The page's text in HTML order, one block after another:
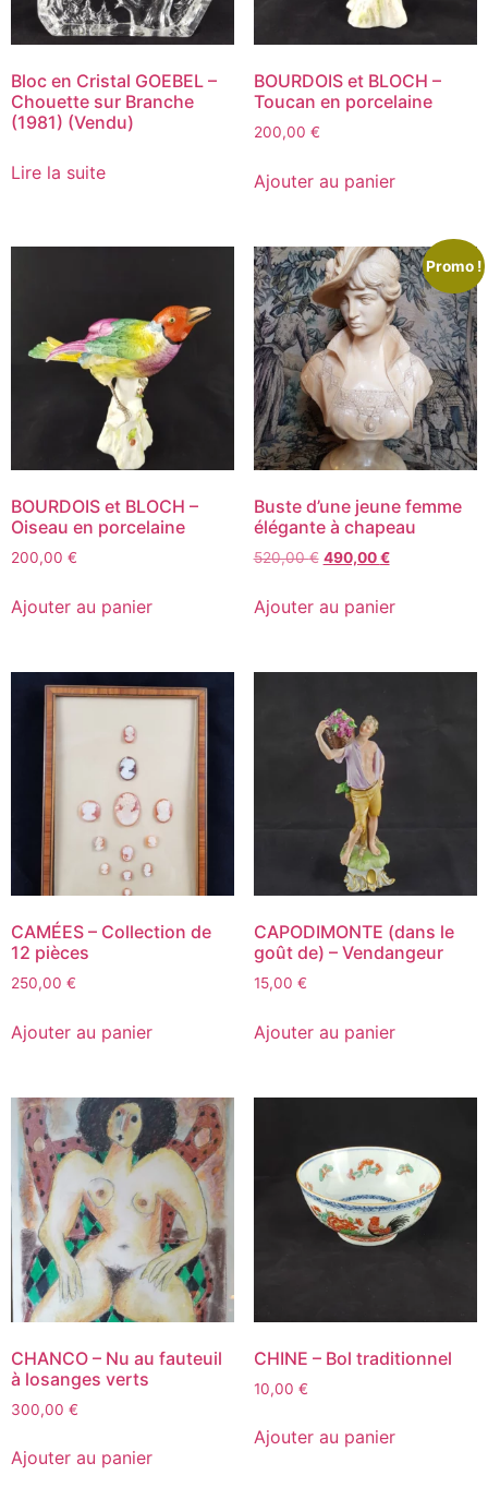
Bloc en Cristal GOEBEL –
Chouette sur Branche
(1981) (Vendu)
Lire la suite
BOURDOIS et BLOCH –
Toucan en porcelaine
200,00 €
Ajouter au panier
BOURDOIS et BLOCH –
Oiseau en porcelaine
200,00 €
Ajouter au panier
Promo !
Buste d’une jeune femme
élégante à chapeau
520,00€ 490,00€
Ajouter au panier
CAMÉES – Collection de
12 pièces
250,00 €
Ajouter au panier
CAPODIMONTE (dans le
goût de) – Vendangeur
15,00 €
Ajouter au panier
CHANCO – Nu au fauteuil
à losanges verts
300,00 €
Ajouter au panier
CHINE – Bol traditionnel
10,00 €
Ajouter au panier